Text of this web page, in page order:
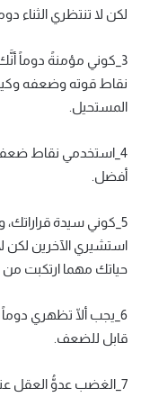
لكن لا تنتظري الثناء
3_كوني مؤمنةً دوماً
نقاط قوته وضعفه
المستحيل.
4_استخدمي نقاط
أفضل.
5_كوني سيدة
استشيري الآخرين لكن
حياتك مهما ارتكبت
6_يجب ألّا تظهري
قابل للضعف.
7_الغضب عدوُّ العقل